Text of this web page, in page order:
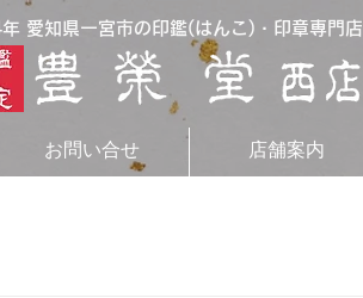
愛知県一宮市の印鑑(はんこ)・印章専門店
お問い合せ 店舗案内